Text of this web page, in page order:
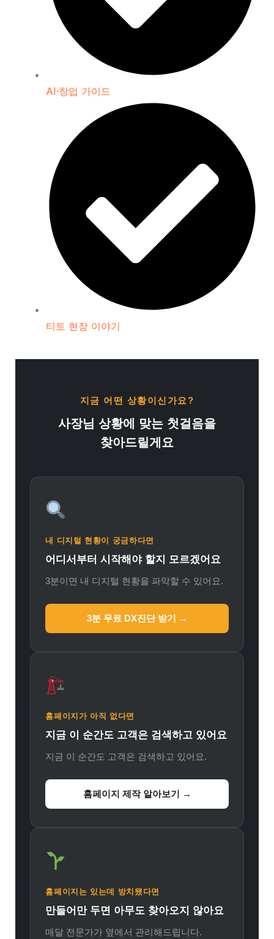
AI·창업 가이드
티토 현장 이야기
지금 어떤 상황이신가요?
사장님 상황에 맞는 첫걸음을
찾아드릴게요
내 디지털 현황이 궁금하다면
어디서부터 시작해야 할지 모르겠어요
3분이면 내 디지털 현황을 파악할 수 있어요.
3분 무료 DX진단 받기 →
홈페이지가 아직 없다면
지금 이 순간도 고객은 검색하고 있어요
지금 이 순간도 고객은 검색하고 있어요.
홈페이지 제작 알아보기 →
홈페이지는 있는데 방치됐다면
만들어만 두면 아무도 찾아오지 않아요
매달 전문가가 옆에서 관리해드립니다.